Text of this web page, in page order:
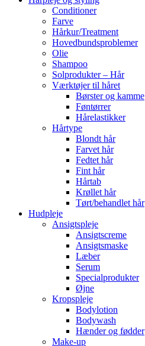
Conditioner
Farve
Hårkur/Treatment
Hovedbundsproblemer
Olie
Shampoo
Solprodukter – Hår
Værktøjer til håret
Børster og kamme
Føntørrer
Hårelastikker
Hårtype
Blondt hår
Farvet hår
Fedtet hår
Fint hår
Hårtab
Krøllet hår
Tørt/behandlet hår
Hudpleje
Ansigtspleje
Ansigtscreme
Ansigtsmaske
Læber
Serum
Specialprodukter
Øjne
Kropspleje
Bodylotion
Bodywash
Hænder og fødder
Make-up